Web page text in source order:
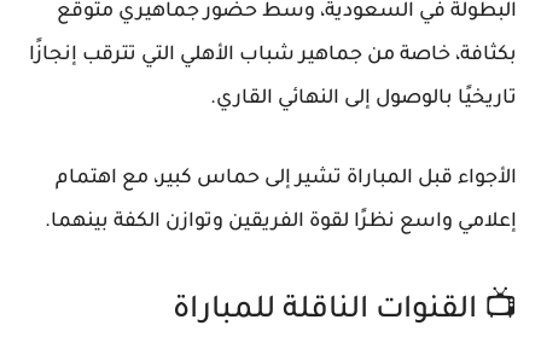
البطولة في السعودية، وسط حضور جماهيري متوقع
بكثافة، خاصة من جماهير شباب الأهلي التي تترقب إنجازًا
تاريخيًا بالوصول إلى النهائي القاري.
الأجواء قبل المباراة تشير إلى حماس كبير، مع اهتمام
إعلامي واسع نظرًا لقوة الفريقين وتوازن الكفة بينهما.
📺 القنوات الناقلة للمباراة